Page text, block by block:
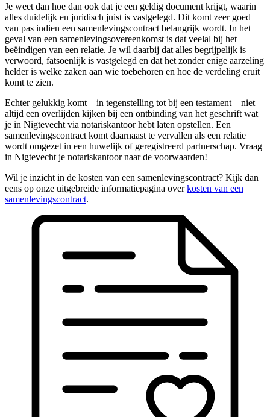
Je weet dan hoe dan ook dat je een geldig document krijgt, waarin
alles duidelijk en juridisch juist is vastgelegd. Dit komt zeer goed
van pas indien een samenlevingscontract belangrijk wordt. In het
geval van een samenlevingsovereenkomst is dat veelal bij het
beëindigen van een relatie. Je wil daarbij dat alles begrijpelijk is
verwoord, fatsoenlijk is vastgelegd en dat het zonder enige aarzeling
helder is welke zaken aan wie toebehoren en hoe de verdeling eruit
komt te zien.
Echter gelukkig komt – in tegenstelling tot bij een testament – niet
altijd een overlijden kijken bij een ontbinding van het geschrift wat
je in Nigtevecht via notariskantoor hebt laten opstellen. Een
samenlevingscontract komt daarnaast te vervallen als een relatie
wordt omgezet in een huwelijk of geregistreerd partnerschap. Vraag
in Nigtevecht je notariskantoor naar de voorwaarden!
Wil je inzicht in de kosten van een samenlevingscontract? Kijk dan
eens op onze uitgebreide informatiepagina overkosten van een
samenlevingscontract.